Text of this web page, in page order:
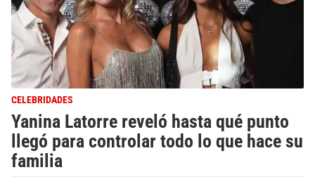
CELEBRIDADES
Yanina Latorre reveló hasta qué punto
llegó para controlar todo lo que hace su
familia